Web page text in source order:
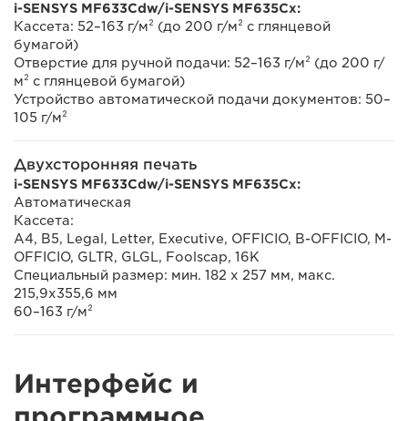
i-SENSYS MF633Cdw/i-SENSYS MF635Cx:
Кассета: 52–163 г/м² (до 200 г/м² с глянцевой
бумагой)
Отверстие для ручной подачи: 52–163 г/м² (до 200 г/
м² с глянцевой бумагой)
Устройство автоматической подачи документов: 50–
105 г/м²
Двухсторонняя печать
i-SENSYS MF633Cdw/i-SENSYS MF635Cx:
Автоматическая
Кассета:
A4, B5, Legal, Letter, Executive, OFFICIO, B-OFFICIO, M-
OFFICIO, GLTR, GLGL, Foolscap, 16K
Специальный размер: мин. 182 х 257 мм, макс.
215,9х355,6 мм
60–163 г/м²
Интерфейс и